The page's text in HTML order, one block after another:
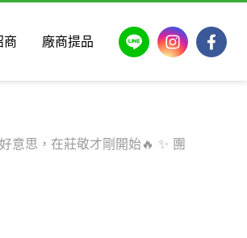
LINE Instagram
商 廠商提品
意思，在莊敬才剛開始🔥 ✨ 團